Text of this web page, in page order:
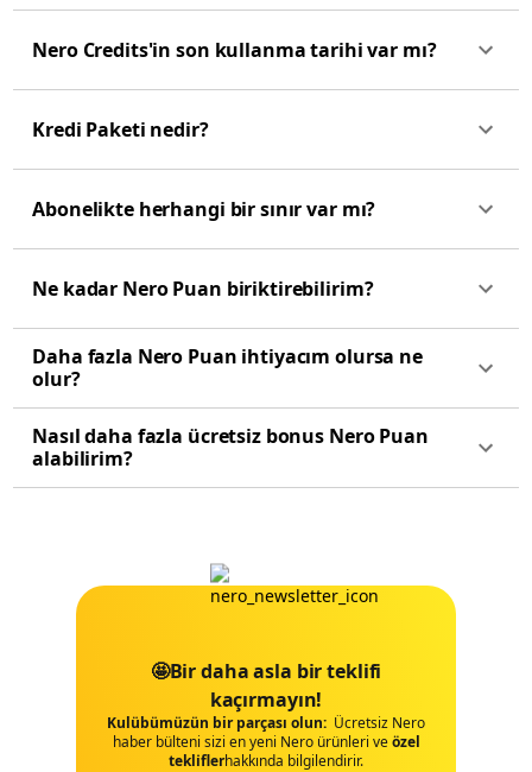
Nero Credits'in son kullanma tarihi var mı?
Kredi Paketi nedir?
Abonelikte herhangi bir sınır var mı?
Ne kadar Nero Puan biriktirebilirim?
Daha fazla Nero Puan ihtiyacım olursa ne
olur?
Nasıl daha fazla ücretsiz bonus Nero Puan
alabilirim?
🤩Bir daha asla bir teklifi
kaçırmayın!
Kulübümüzün bir parçası olun: Ücretsiz Nero
haber bülteni sizi en yeni Nero ürünleri veözel
tekli̇flerhakkında bilgilendirir.